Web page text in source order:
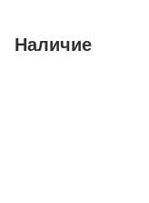
Наличие